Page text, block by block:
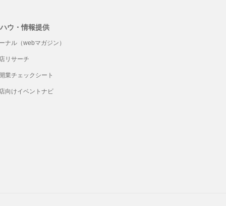
ウ・情報提供
ナル（webマガジン）
リサーチ
業チェックシート
向けイベントナビ